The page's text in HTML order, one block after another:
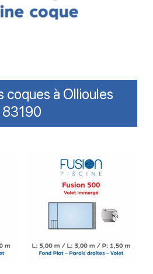
coques à Ollioules
83190